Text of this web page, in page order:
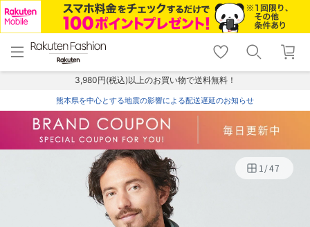
menu home
トップ
shopping_cart lock_outline
ログイン
3,980円(税込)以上のお買い物で送料無料！
熊本県を中心とする地震の影響による配送遅延のお知らせ
1/47